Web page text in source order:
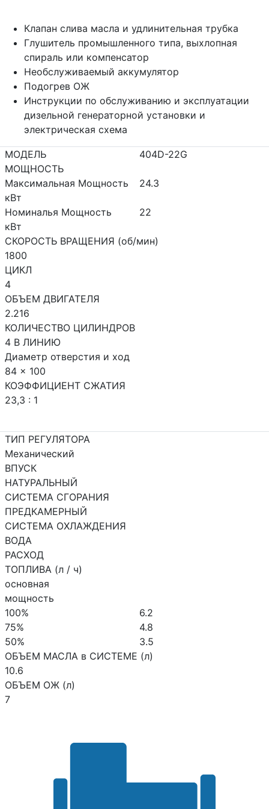
Клапан слива масла и удлинительная трубка
Глушитель промышленного типа, выхлопная
спираль или компенсатор
Необслуживаемый аккумулятор
Подогрев ОЖ
Инструкции по обслуживанию и эксплуатации
дизельной генераторной установки и
электрическая схема
МОДЕЛЬ
404D-22G
МОЩНОСТЬ
Максимальная Мощность
кВт
24.3
Номиналья Мощность
кВт
22
СКОРОСТЬ ВРАЩЕНИЯ (об/мин)
1800
ЦИКЛ
4
ОБЪЕМ ДВИГАТЕЛЯ
2.216
КОЛИЧЕСТВО ЦИЛИНДРОВ
4 В ЛИНИЮ
Диаметр отверстия и ход
84 x 100
КОЭФФИЦИЕНТ СЖАТИЯ
23,3 : 1
ТИП РЕГУЛЯТОРА
Механический
ВПУСК
НАТУРАЛЬНЫЙ
СИСТЕМА СГОРАНИЯ
ПРЕДКАМЕРНЫЙ
СИСТЕМА ОХЛАЖДЕНИЯ
ВОДА
РАСХОД
ТОПЛИВА (л / ч)
основная
мощность
100%
6.2
75%
4.8
50%
3.5
ОБЪЕМ МАСЛА в СИСТЕМЕ (л)
10.6
ОБЪЕМ ОЖ (л)
7